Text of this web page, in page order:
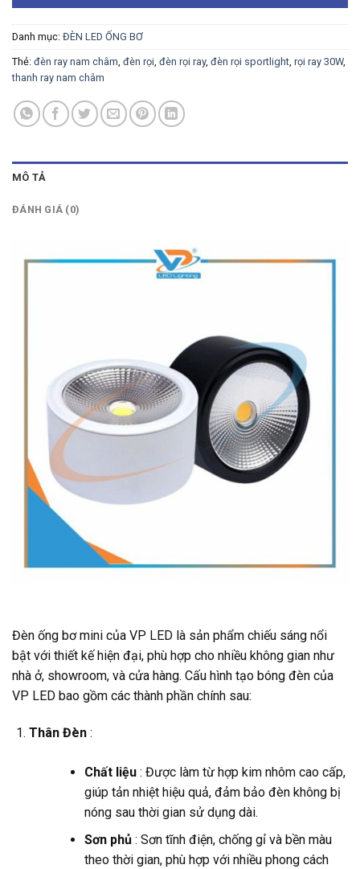
Danh mục: ĐÈN LED ỐNG BƠ
Thẻ: đèn ray nam châm, đèn rọi, đèn rọi ray, đèn rọi sportlight, rọi ray 30W,
thanh ray nam châm
MÔ TẢ
ĐÁNH GIÁ (0)
Đèn ống bơ mini của VP LED là sản phẩm chiếu sáng nổi
bật với thiết kế hiện đại, phù hợp cho nhiều không gian như
nhà ở, showroom, và cửa hàng. Cấu hình tạo bóng đèn của
VP LED bao gồm các thành phần chính sau:
Thân Đèn:
Chất liệu: Được làm từ hợp kim nhôm cao cấp,
giúp tản nhiệt hiệu quả, đảm bảo đèn không bị
nóng sau thời gian sử dụng dài.
Sơn phủ: Sơn tĩnh điện, chống gỉ và bền màu
theo thời gian, phù hợp với nhiều phong cách